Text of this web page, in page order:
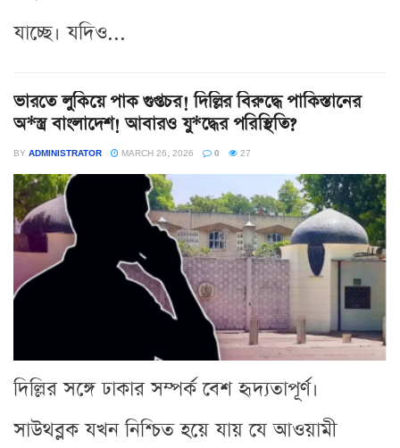
যাচ্ছে। যদিও...
ভারতে লুকিয়ে পাক গুপ্তচর! দিল্লির বিরুদ্ধে পাকিস্তানের
অ*স্ত্র বাংলাদেশ! আবারও যু*দ্ধের পরিস্থিতি?
BY ADMINISTRATOR MARCH 26, 2026 0 27
দিল্লির সঙ্গে ঢাকার সম্পর্ক বেশ হৃদ্যতাপূর্ণ।
সাউথব্লক যখন নিশ্চিত হয়ে যায় যে আওয়ামী